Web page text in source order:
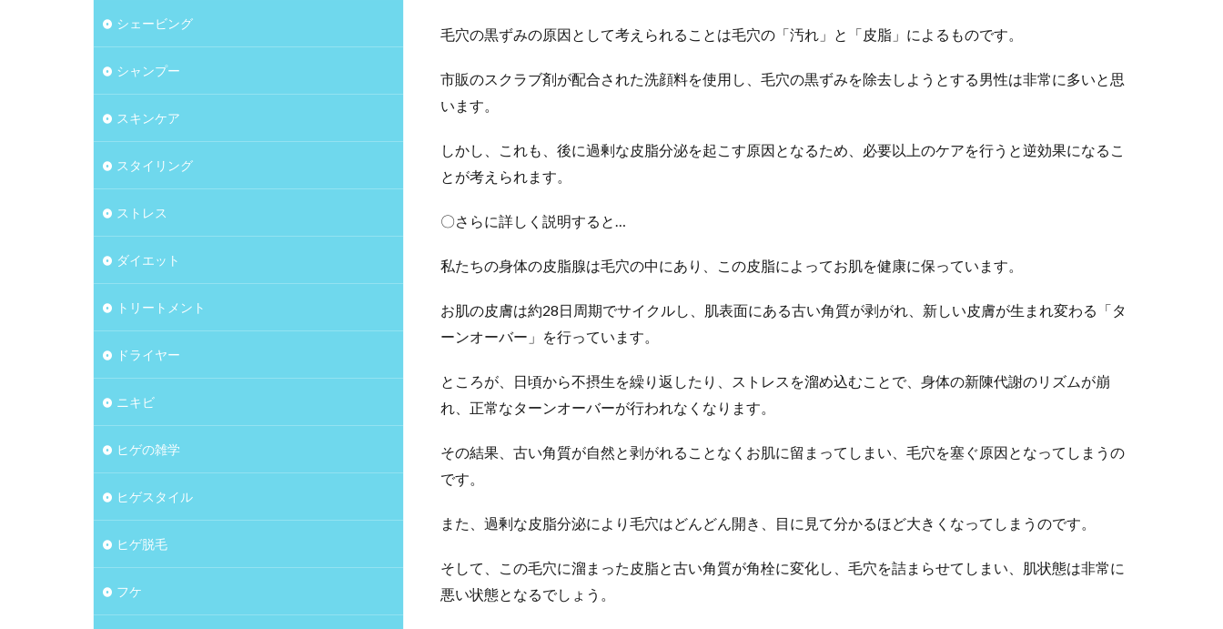
毛穴の黒ずみの原因として考えられることは毛穴の「汚れ」と「皮脂」によるものです。
市販のスクラブ剤が配合された洗顔料を使用し、毛穴の黒ずみを除去しようとする男性は非常に多いと思
います。
しかし、これも、後に過剰な皮脂分泌を起こす原因となるため、必要以上のケアを行うと逆効果になるこ
とが考えられます。
〇さらに詳しく説明すると…
私たちの身体の皮脂腺は毛穴の中にあり、この皮脂によってお肌を健康に保っています。
お肌の皮膚は約28日周期でサイクルし、肌表面にある古い角質が剥がれ、新しい皮膚が生まれ変わる「タ
ーンオーバー」を行っています。
ところが、日頃から不摂生を繰り返したり、ストレスを溜め込むことで、身体の新陳代謝のリズムが崩
れ、正常なターンオーバーが行われなくなります。
その結果、古い角質が自然と剥がれることなくお肌に留まってしまい、毛穴を塞ぐ原因となってしまうの
です。
また、過剰な皮脂分泌により毛穴はどんどん開き、目に見て分かるほど大きくなってしまうのです。
そして、この毛穴に溜まった皮脂と古い角質が角栓に変化し、毛穴を詰まらせてしまい、肌状態は非常に
悪い状態となるでしょう。
シェービング
シャンプー
スキンケア
スタイリング
ストレス
ダイエット
トリートメント
ドライヤー
ニキビ
ヒゲの雑学
ヒゲスタイル
ヒゲ脱毛
フケ